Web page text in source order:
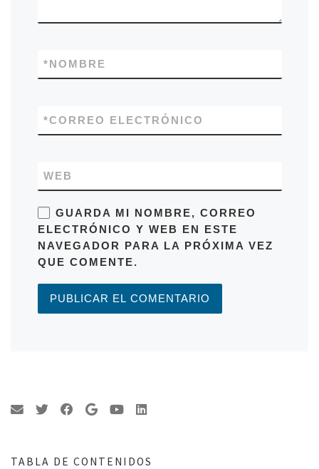
NOMBRE
*
CORREO ELECTRÓNICO
*
WEB
GUARDA MI NOMBRE, CORREO
ELECTRÓNICO Y WEB EN ESTE
NAVEGADOR PARA LA PRÓXIMA VEZ
QUE COMENTE.
TABLA DE CONTENIDOS